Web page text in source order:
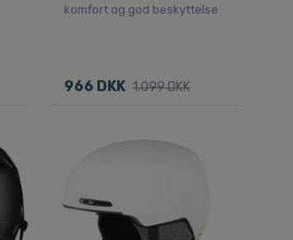
komfort og god beskyttelse
966 DKK 1.099 DKK